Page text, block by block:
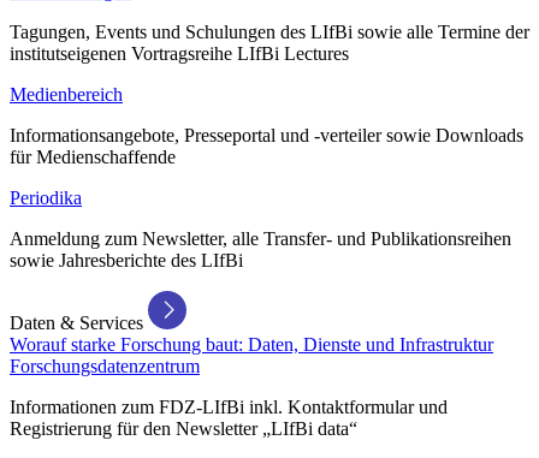
Tagungen, Events und Schulungen des LIfBi sowie alle Termine der
institutseigenen Vortragsreihe LIfBi Lectures
Medienbereich
Informationsangebote, Presseportal und -verteiler sowie Downloads
für Medienschaffende
Periodika
Anmeldung zum Newsletter, alle Transfer- und Publikationsreihen
sowie Jahresberichte des LIfBi
Daten & Services
Worauf starke Forschung baut: Daten, Dienste und Infrastruktur
Forschungsdatenzentrum
Informationen zum FDZ-LIfBi inkl. Kontaktformular und
Registrierung für den Newsletter „LIfBi data“